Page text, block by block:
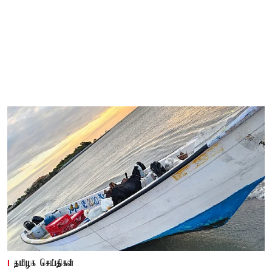
தமிழக செய்திகள்